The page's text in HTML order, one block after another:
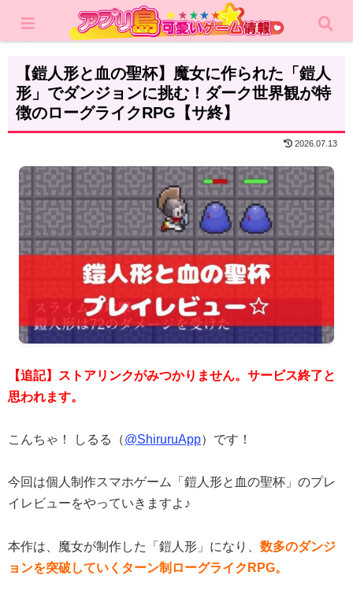
レビュー カジュアルゲーム
【鎧人形と血の聖杯】魔女に作られた「鎧人
形」でダンジョンに挑む！ダーク世界観が特
徴のローグライクRPG【サ終】
2026.07.13
【追記】ストアリンクがみつかりません。サービス終了と
思われます。
こんちゃ！ しるる（@ShiruruApp）です！
今回は個人制作スマホゲーム「鎧人形と血の聖杯」のプレ
イレビューをやっていきますよ♪
本作は、魔女が制作した「鎧人形」になり、 数多のダンジ
ョンを突破していくターン制ローグライクRPG。